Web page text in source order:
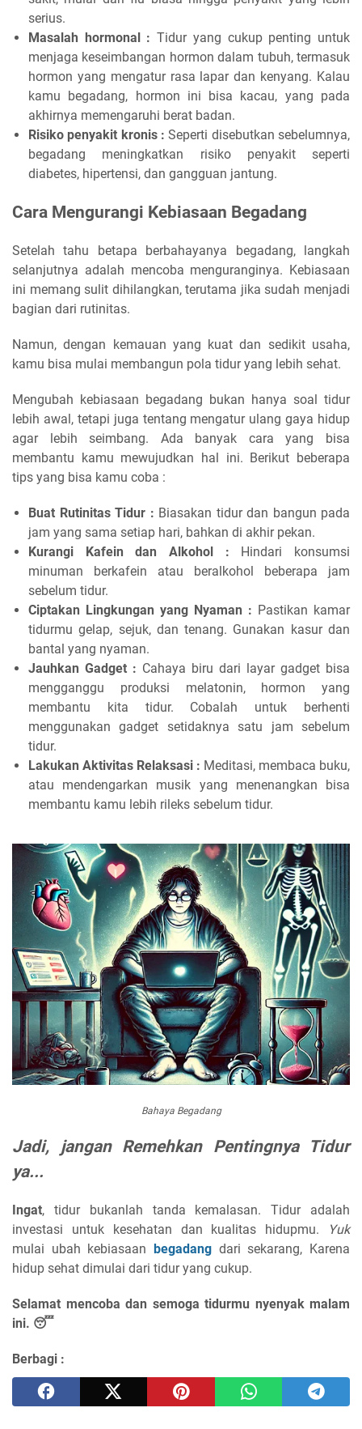
serius.
Masalah hormonal : Tidur yang cukup penting untuk
menjaga keseimbangan hormon dalam tubuh, termasuk
hormon yang mengatur rasa lapar dan kenyang. Kalau
kamu begadang, hormon ini bisa kacau, yang pada
akhirnya memengaruhi berat badan.
Risiko penyakit kronis : Seperti disebutkan sebelumnya,
begadang meningkatkan risiko penyakit seperti
diabetes, hipertensi, dan gangguan jantung.
Cara Mengurangi Kebiasaan Begadang
Setelah tahu betapa berbahayanya begadang, langkah
selanjutnya adalah mencoba menguranginya. Kebiasaan
ini memang sulit dihilangkan, terutama jika sudah menjadi
bagian dari rutinitas.
Namun, dengan kemauan yang kuat dan sedikit usaha,
kamu bisa mulai membangun pola tidur yang lebih sehat.
Mengubah kebiasaan begadang bukan hanya soal tidur
lebih awal, tetapi juga tentang mengatur ulang gaya hidup
agar lebih seimbang. Ada banyak cara yang bisa
membantu kamu mewujudkan hal ini. Berikut beberapa
tips yang bisa kamu coba :
Buat Rutinitas Tidur : Biasakan tidur dan bangun pada
jam yang sama setiap hari, bahkan di akhir pekan.
Kurangi Kafein dan Alkohol : Hindari konsumsi
minuman berkafein atau beralkohol beberapa jam
sebelum tidur.
Ciptakan Lingkungan yang Nyaman : Pastikan kamar
tidurmu gelap, sejuk, dan tenang. Gunakan kasur dan
bantal yang nyaman.
Jauhkan Gadget : Cahaya biru dari layar gadget bisa
mengganggu produksi melatonin, hormon yang
membantu kita tidur. Cobalah untuk berhenti
menggunakan gadget setidaknya satu jam sebelum
tidur.
Lakukan Aktivitas Relaksasi : Meditasi, membaca buku,
atau mendengarkan musik yang menenangkan bisa
membantu kamu lebih rileks sebelum tidur.
Bahaya Begadang
Jadi, jangan Remehkan Pentingnya Tidur
ya...
Ingat, tidur bukanlah tanda kemalasan. Tidur adalah
investasi untuk kesehatan dan kualitas hidupmu.
Yuk
mulai ubah kebiasaan begadang dari sekarang, Karena
hidup sehat dimulai dari tidur yang cukup.
Selamat mencoba dan semoga tidurmu nyenyak malam
ini. 😴
Berbagi :